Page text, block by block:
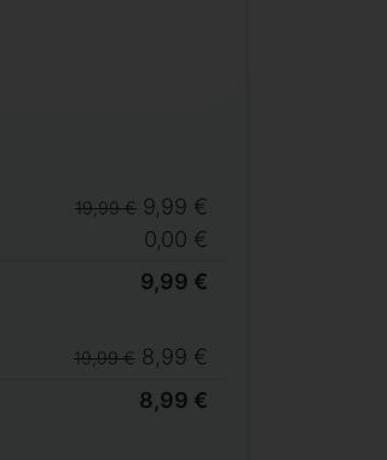
19,99 € 9,99 €
0,00 €
9,99 €
19,99 € 8,99 €
8,99 €